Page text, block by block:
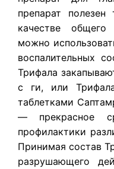
препарат
качестве
можно
воспалительных
Трифала
с ги, или
таблетками
— прекрасное
профилактики
Принимая состав
разрушающего